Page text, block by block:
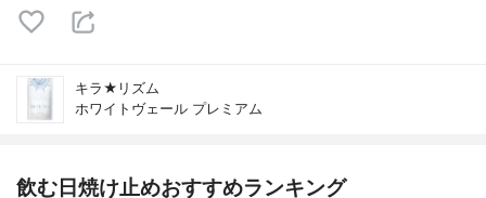
キラ★リズム
ホワイトヴェール プレミアム
飲む日焼け止めおすすめランキング